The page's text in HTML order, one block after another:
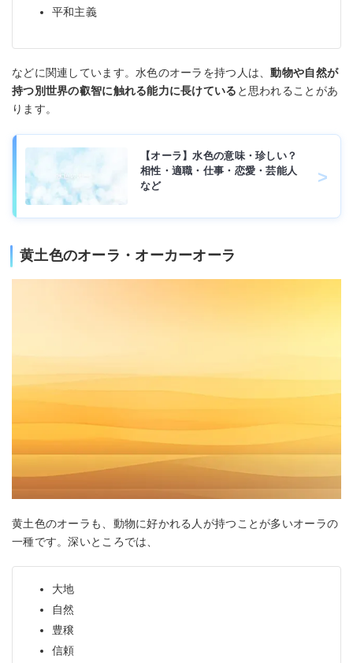
平和主義
などに関連しています。水色のオーラを持つ人は、動物や自然が
持つ別世界の叡智に触れる能力に長けている と思われることがあ
ります。
【オーラ】水色の意味・珍しい？
相性・適職・仕事・恋愛・芸能人
など
黄土色のオーラ・オーカーオーラ
黄土色のオーラも、動物に好かれる人が持つことが多いオーラの
一種です。深いところでは、
大地
自然
豊穣
信頼